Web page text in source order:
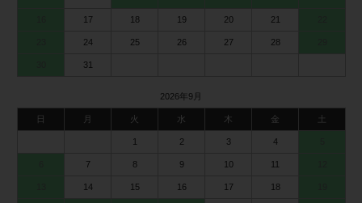
17 18 19 20 21
24 25 26 27 28
31
2026年9月
日 月 火 水 木 金
1 2 3 4
7 8 9 10 11
14 15 16 17 18